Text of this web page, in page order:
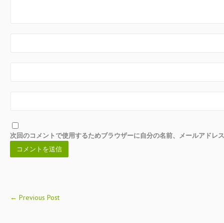
次回のコメントで使用するためブラウザーに自分の名前、メールアドレ
← Previous Post